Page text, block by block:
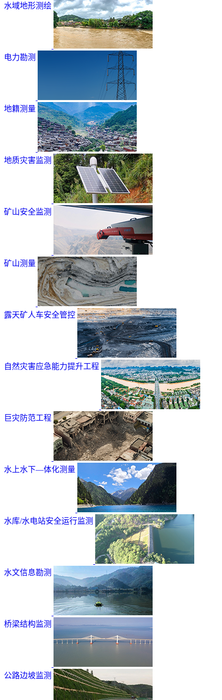
水域地形测绘
电力勘测
地籍测量
地质灾害监测
矿山安全监测
矿山测量
露天矿人车安全管控
自然灾害应急能力提升工程
巨灾防范工程
水上水下—体化测量
水库/水电站安全运行监测
水文信息勘测
桥梁结构监测
公路边坡监测